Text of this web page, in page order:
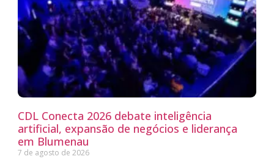
CDL Conecta 2026 debate inteligência
artificial, expansão de negócios e liderança
em Blumenau
7 de agosto de 2026